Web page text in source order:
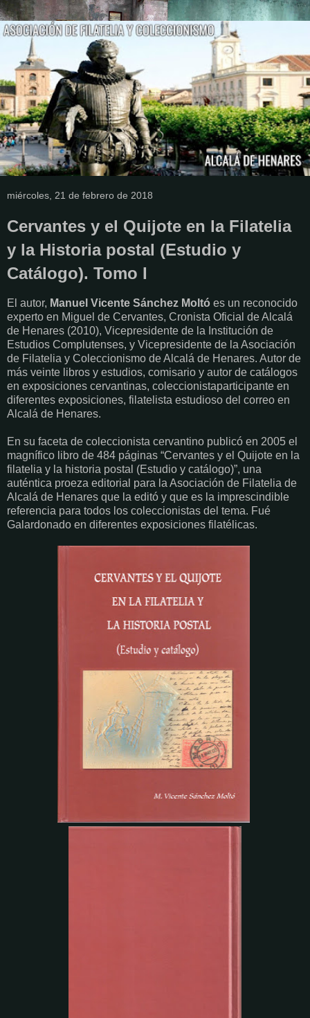
miércoles, 21 de febrero de 2018
Cervantes y el Quijote en la Filatelia
y la Historia postal (Estudio y
Catálogo). Tomo I
El autor, Manuel Vicente Sánchez Moltó es un reconocido
experto en Miguel de Cervantes, Cronista Oficial de Alcalá
de Henares (2010), Vicepresidente de la Institución de
Estudios Complutenses, y Vicepresidente de la Asociación
de Filatelia y Coleccionismo de Alcalá de Henares. Autor de
más veinte libros y estudios, comisario y autor de catálogos
en exposiciones cervantinas, coleccionistaparticipante en
diferentes exposiciones, filatelista estudioso del correo en
Alcalá de Henares.
En su faceta de coleccionista cervantino publicó en 2005 el
magnífico libro de 484 páginas “Cervantes y el Quijote en la
filatelia y la historia postal (Estudio y catálogo)”, una
auténtica proeza editorial para la Asociación de Filatelia de
Alcalá de Henares que la editó y que es la imprescindible
referencia para todos los coleccionistas del tema. Fué
Galardonado en diferentes exposiciones filatélicas.